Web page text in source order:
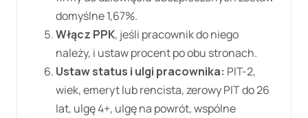
domyślne1,67%.
Włącz PPK, jeśli pracownik do niego
należy, i ustaw procent po obu stronach.
Ustaw status i ulgi pracownika: PIT-2,
wiek, emeryt lub rencista, zerowy PIT do 26
lat, ulgę 4+, ulgę na powrót, wspólne